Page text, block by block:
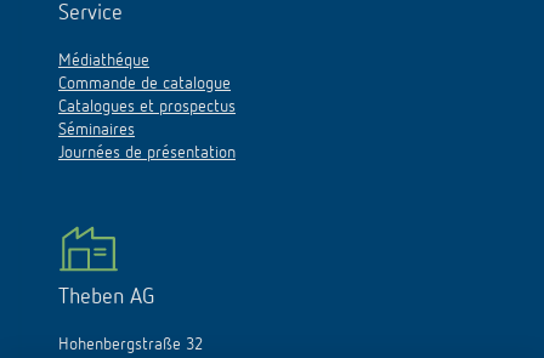
Service
Médiathéque
Commande de catalogue
Catalogues et prospectus
Séminaires
Journées de présentation
Theben AG
Hohenbergstraße 32